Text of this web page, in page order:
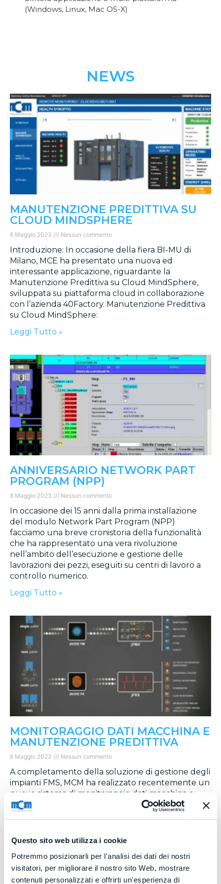
Questo sito web utilizza i cookie
Potremmo posizionarli per l'analisi dei dati dei nostri
visitatori, per migliorare il nostro sito Web, mostrare
contenuti personalizzati e offrirti un'esperienza di
(Windows, Linux, Mac OS-X)
NEWS
MANUTENZIONE PREDITTIVA SU
CLOUD MINDSPHERE
8 Maggio 2023 Nessun commento
Introduzione: In occasione della fiera BI-MU di
Milano, MCE ha presentato una nuova ed
interessante applicazione, riguardante la
Manutenzione Predittiva su Cloud MindSphere,
sviluppata su piattaforma cloud in collaborazione
con l’azienda 40Factory. Manutenzione Predittiva
su Cloud MindSphere:
Leggi Tutto »
ANNIVERSARIO NETWORK PART
PROGRAM (NPP)
8 Maggio 2023 Nessun commento
In occasione dei 15 anni dalla prima installazione
del modulo Network Part Program (NPP)
facciamo una breve cronistoria della funzionalità
che ha rappresentato una vera rivoluzione
nell’ambito dell’esecuzione e gestione delle
lavorazioni dei pezzi, eseguiti su centri di lavoro a
controllo numerico.
Leggi Tutto »
MONITORAGGIO DATI MACCHINA E
MANUTENZIONE PREDITTIVA
8 Maggio 2023 Nessun commento
A completamento della soluzione di gestione degli
impianti FMS, MCM ha realizzato recentemente un
nuovo sistema di monitoraggio dati macchina e
manutenzione predittiva, composto da differenti
implementato il software jFRX per la raccolta ad
Leggi Tutto »